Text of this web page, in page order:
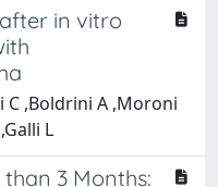
in vitro
,Boldrini A ,Moroni
L
than 3 Months: